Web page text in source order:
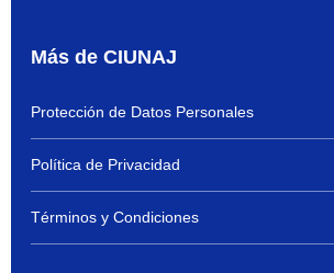
Más de CIUNAJ
Protección de Datos Personales
Política de Privacidad
Términos y Condiciones